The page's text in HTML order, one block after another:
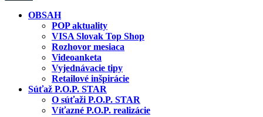
OBSAH
POP aktuality
VISA Slovak Top Shop
Rozhovor mesiaca
Videoanketa
Vyjednávacie tipy
Retailové inšpirácie
Súťaž P.O.P. STAR
O súťaži P.O.P. STAR
Víťazné P.O.P. realizácie